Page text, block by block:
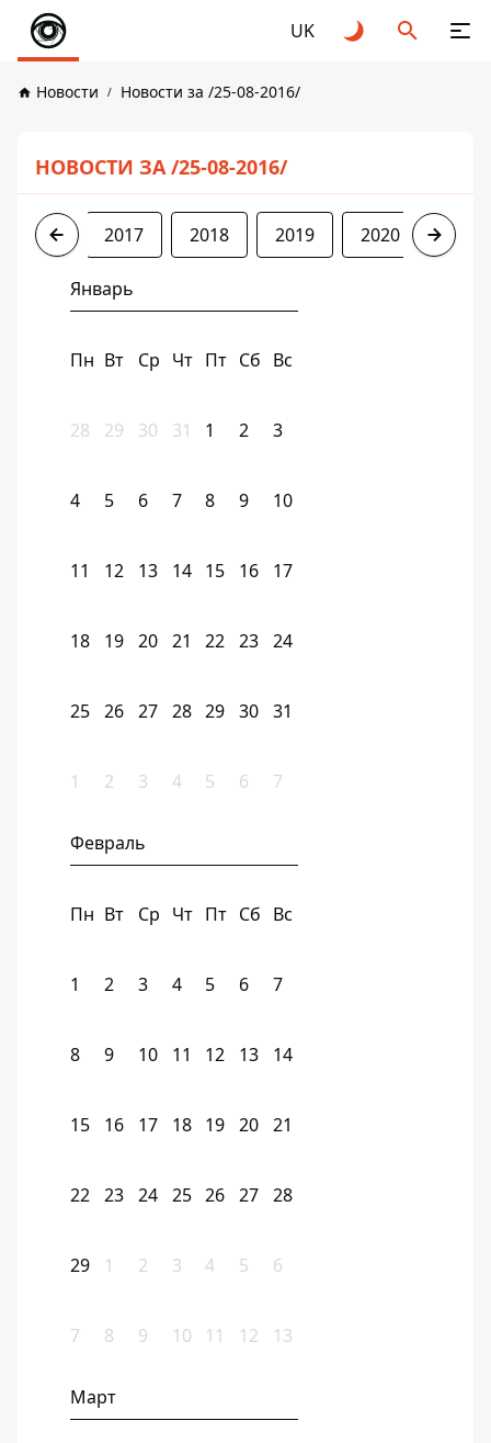
UK
Новости Новости за /25-08-2016/
НОВОСТИ ЗА /25-08-2016/
2016 2017 2018 2019 2020 2021
Январь
Пн Вт Ср Чт Пт Сб Вс
28 29 30 31 1 2 3
4 5 6 7 8 9 10
11 12 13 14 15 16 17
18 19 20 21 22 23 24
25 26 27 28 29 30 31
1 2 3 4 5 6 7
Февраль
Пн Вт Ср Чт Пт Сб Вс
1 2 3 4 5 6 7
8 9 10 11 12 13 14
15 16 17 18 19 20 21
22 23 24 25 26 27 28
29 1 2 3 4 5 6
7 8 9 10 11 12 13
Март